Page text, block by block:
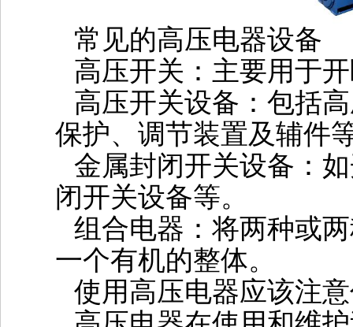
常见的高压电器设备
高压开关‌：主要用于
高压开关设备‌：包括
保护、调节装置及辅件
金属封闭开关设备‌：
闭开关设备等。
组合电器‌：将两种或
一个有机的整体‌。
使用高压电器应该注